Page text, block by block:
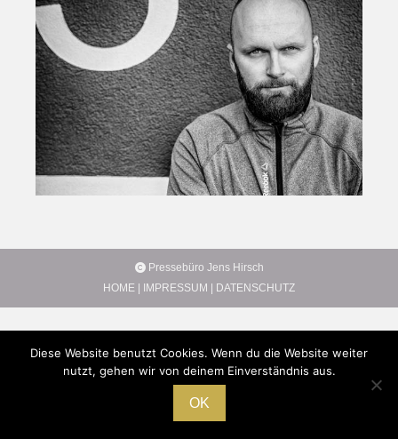
Pressebüro Jens Hirsch
HOME | IMPRESSUM | DATENSCHUTZ
Diese Website benutzt Cookies. Wenn du die Website weiter
nutzt, gehen wir von deinem Einverständnis aus.
OK